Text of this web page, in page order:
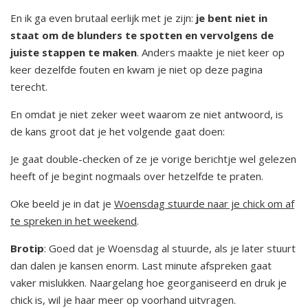
En ik ga even brutaal eerlijk met je zijn: je bent niet in
staat om de blunders te spotten en vervolgens de
juiste stappen te maken. Anders maakte je niet keer op
keer dezelfde fouten en kwam je niet op deze pagina
terecht.
En omdat je niet zeker weet waarom ze niet antwoord, is
de kans groot dat je het volgende gaat doen:
Je gaat double-checken of ze je vorige berichtje wel gelezen
heeft of je begint nogmaals over hetzelfde te praten.
Oke beeld je in dat je Woensdag stuurde naar je chick om af
te spreken in het weekend.
Brotip: Goed dat je Woensdag al stuurde, als je later stuurt
dan dalen je kansen enorm. Last minute afspreken gaat
vaker mislukken. Naargelang hoe georganiseerd en druk je
chick is, wil je haar meer op voorhand uitvragen.